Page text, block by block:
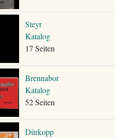
Steyr
Katalog
17 Seiten
Brennabor
Katalog
52 Seiten
Dürkopp